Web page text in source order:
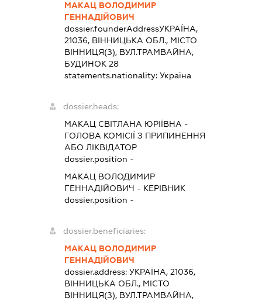
МАКАЦ ВОЛОДИМИР
ГЕННАДІЙОВИЧ
dossier.founderAddressУКРАЇНА,
21036, ВІННИЦЬКА ОБЛ., МІСТО
ВІННИЦЯ(З), ВУЛ.ТРАМВАЙНА,
БУДИНОК 28
statements.nationality:Україна
dossier.heads:
МАКАЦ СВІТЛАНА ЮРІЇВНА -
ГОЛОВА КОМІСІЇ З ПРИПИНЕННЯ
АБО ЛІКВІДАТОР
dossier.position -
МАКАЦ ВОЛОДИМИР
ГЕННАДІЙОВИЧ - КЕРІВНИК
dossier.position -
dossier.beneficiaries:
МАКАЦ ВОЛОДИМИР
ГЕННАДІЙОВИЧ
dossier.address:УКРАЇНА, 21036,
ВІННИЦЬКА ОБЛ., МІСТО
ВІННИЦЯ(З), ВУЛ.ТРАМВАЙНА,